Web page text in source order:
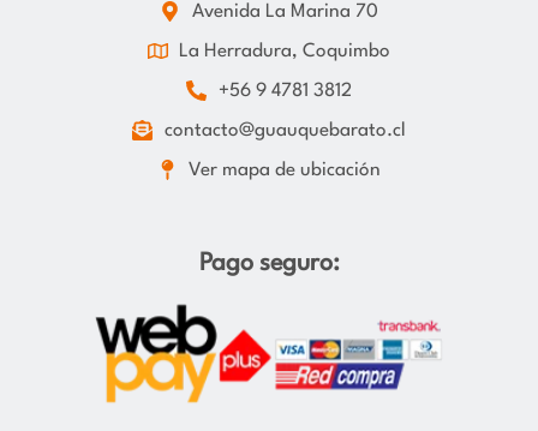
Avenida La Marina 70
La Herradura, Coquimbo
+56 9 4781 3812
contacto@guauquebarato.cl
Ver mapa de ubicación
Pago seguro: